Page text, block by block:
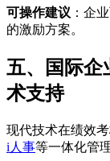
可操作建议 ：企
的激励方案。
五、国际企
术支持
现代技术在绩效
i人事等一体化管